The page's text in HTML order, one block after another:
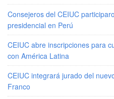
Consejeros del CEIUC
presidencial en Perú
CEIUC abre inscripciones para
con América Latina
CEIUC integrará jurado del
Franco